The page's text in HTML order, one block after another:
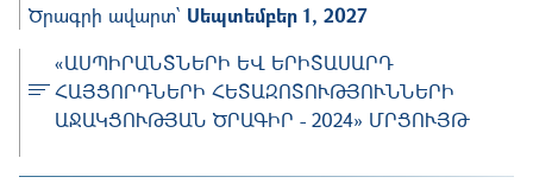
Ծրագրի ավարտ՝ Սեպտեմբեր 1, 2027
«ԱՍՊԻՐԱՆՏՆԵՐԻ ԵՎ ԵՐԻՏԱՍԱՐԴ
ՀԱՅՑՈՐԴՆԵՐԻ ՀԵՏԱԶՈՏՈՒԹՅՈՒՆՆԵՐԻ
ԱՋԱԿՑՈՒԹՅԱՆ ԾՐԱԳԻՐ - 2024» ՄՐՑՈՒՅԹ